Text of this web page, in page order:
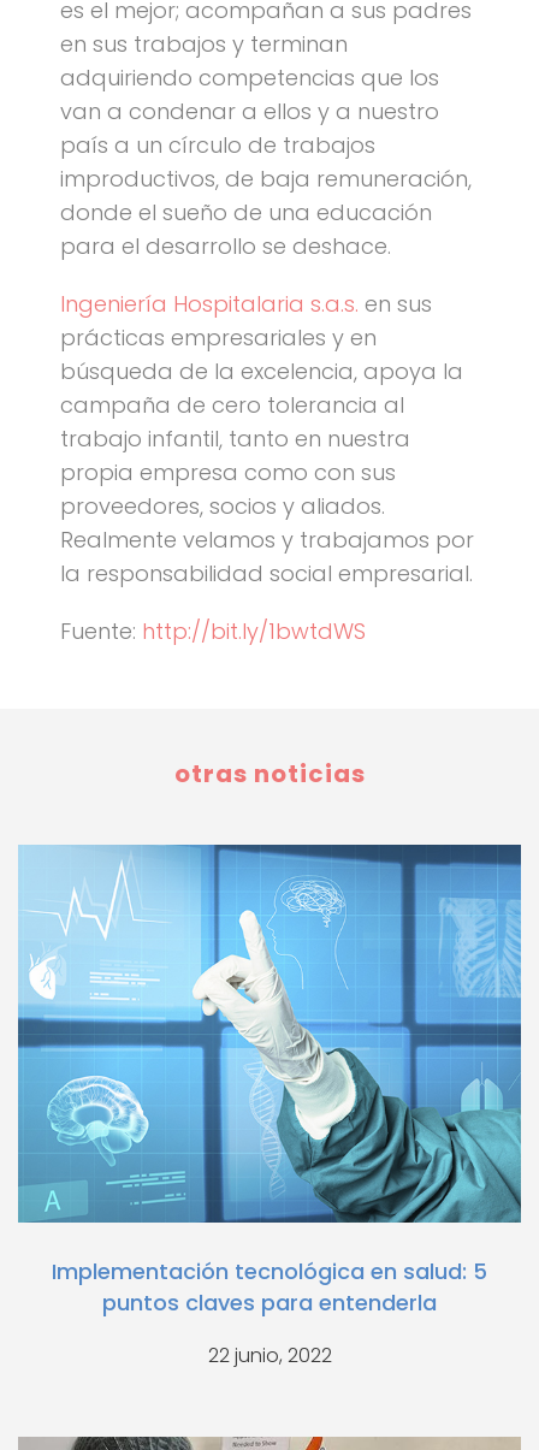
es el mejor; acompañan a sus padres
en sus trabajos y terminan
adquiriendo competencias que los
van a condenar a ellos y a nuestro
país a un círculo de trabajos
improductivos, de baja remuneración,
donde el sueño de una educación
para el desarrollo se deshace.
Ingeniería Hospitalaria s.a.s. en sus
prácticas empresariales y en
búsqueda de la excelencia, apoya la
campaña de cero tolerancia al
trabajo infantil, tanto en nuestra
propia empresa como con sus
proveedores, socios y aliados.
Realmente velamos y trabajamos por
la responsabilidad social empresarial.
Fuente: http://bit.ly/1bwtdWS
otras noticias
Implementación tecnológica en salud: 5
puntos claves para entenderla
22 junio, 2022